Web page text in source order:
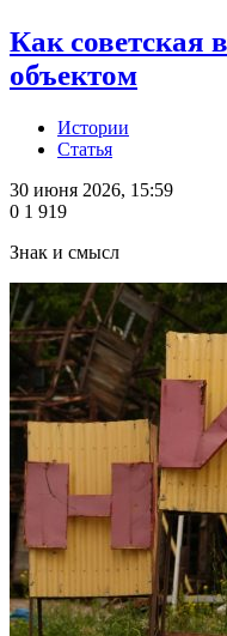
Как советская
объектом
Истории
Статья
30 июня 2026, 15:59
0 1 919
Знак и смысл